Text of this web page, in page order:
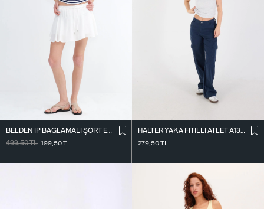
BELDEN İ̇P BAĞLAMALI ŞORT ETEK Ş16072-L7
499,50TL 199,50TL
HALTER YAKA FITILLI ATLET A13294-L7
279,50TL